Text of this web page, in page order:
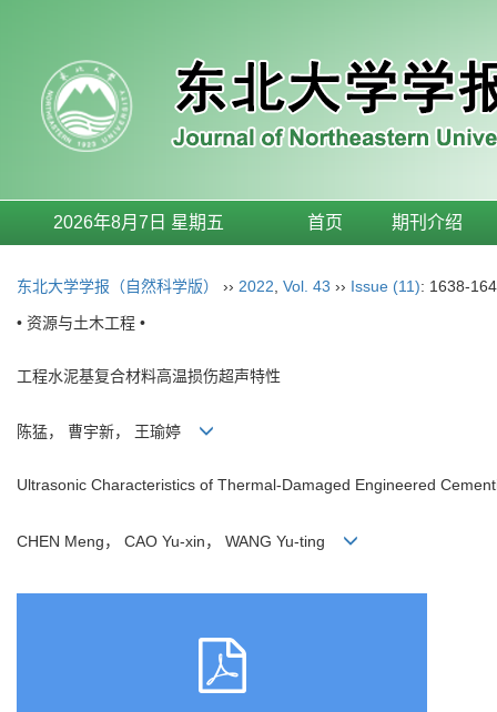
2026年8月7日 星期五 首页 期刊介绍
东北大学学报（自然科学版） ›› 2022 Vol. 43 ›› Issue (11): 1638-
• 资源与土木工程 •
工程水泥基复合材料高温损伤超声特性
陈猛， 曹宇新， 王瑜婷
Ultrasonic Characteristics of Thermal-Damaged Engineered
CHEN Meng， CAO Yu-xin， WANG Yu-ting